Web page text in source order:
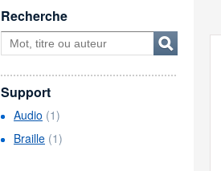
Recherche
Support
Audio (1)
Braille (1)